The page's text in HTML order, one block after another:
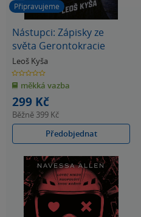
Připravujeme
Nástupci: Zápisky ze
světa Gerontokracie
Leoš Kyša
0.0
z
5
hvězdiček
měkká vazba
299 Kč
Běžně 399 Kč
Předobjednat